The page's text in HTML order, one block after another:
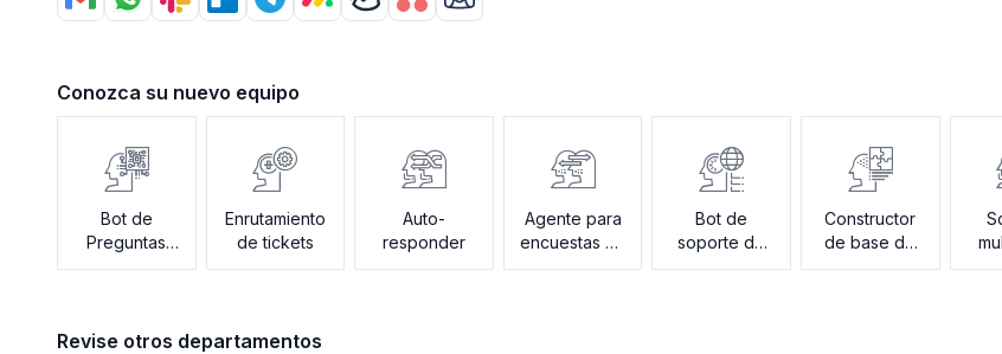
Conozca su nuevo equipo
Bot de
Preguntas
Frecuentes
Enrutamiento
de tickets
Auto-
responder
Agente para
encuestas de
satisfacción
Bot de
soporte de
incorporación
Constructor
de base de
conocimiento
Revise otros departamentos